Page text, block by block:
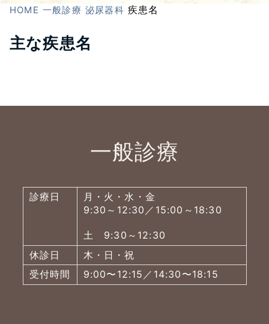
HOME 一般診療 泌尿器科 疾患名
主な疾患名
一般診療
診療日
月・火・水・金
9:30～12:30／15:00～18:30
土 9:30～12:30
休診日
木・日・祝
受付時間
9:00〜12:15／14:30〜18:15